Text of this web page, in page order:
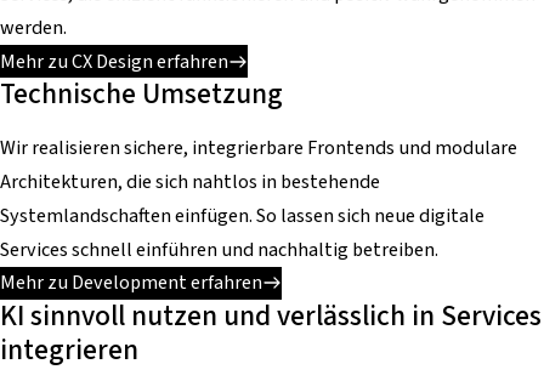
werden.
Mehr zu CX Design erfahren
Technische Umsetzung
Wir realisieren sichere, integrierbare Frontends und modulare
Architekturen, die sich nahtlos in bestehende
Systemlandschaften einfügen. So lassen sich neue digitale
Services schnell einführen und nachhaltig betreiben.
Mehr zu Development erfahren
KI sinnvoll nutzen und verlässlich in Services
integrieren